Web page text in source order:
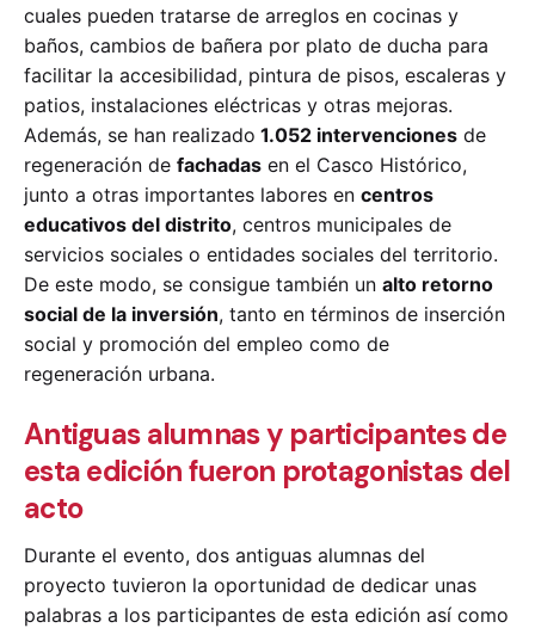
cuales pueden tratarse de arreglos en cocinas y
baños, cambios de bañera por plato de ducha para
facilitar la accesibilidad, pintura de pisos, escaleras y
patios, instalaciones eléctricas y otras mejoras.
Además, se han realizado 1.052 intervenciones de
regeneración de fachadas en el Casco Histórico,
junto a otras importantes labores en centros
educativos del distrito, centros municipales de
servicios sociales o entidades sociales del territorio.
De este modo, se consigue también un alto retorno
social de la inversión, tanto en términos de inserción
social y promoción del empleo como de
regeneración urbana.
Antiguas alumnas y participantes de
esta edición fueron protagonistas del
acto
Durante el evento, dos antiguas alumnas del
proyecto tuvieron la oportunidad de dedicar unas
palabras a los participantes de esta edición así como